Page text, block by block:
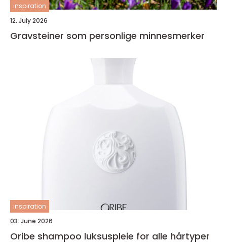
inspiration
12. July 2026
Gravsteiner som personlige minnesmerker
inspiration
03. June 2026
Oribe shampoo luksuspleie for alle hårtyper